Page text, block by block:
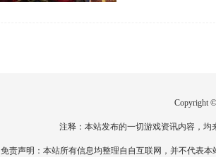
Copyright
注释：本站发布的一切游戏资讯内容，
免责声明：本站所有信息均整理自自互联网，并不代表本